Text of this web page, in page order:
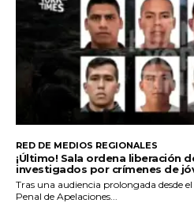
RED DE MEDIOS REGIONALES
¡Último! Sala ordena liberación
investigados por crímenes de
Tras una audiencia prolongada desde
Penal de Apelaciones...